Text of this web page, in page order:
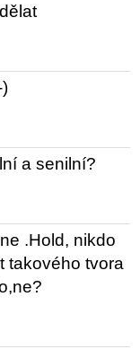
a senilní?
.Hold, nikdo
takového tvora